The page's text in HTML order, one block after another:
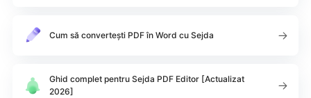
Cum să convertești PDF în Word cu Sejda
Ghid complet pentru Sejda PDF Editor [Actualizat
2026]